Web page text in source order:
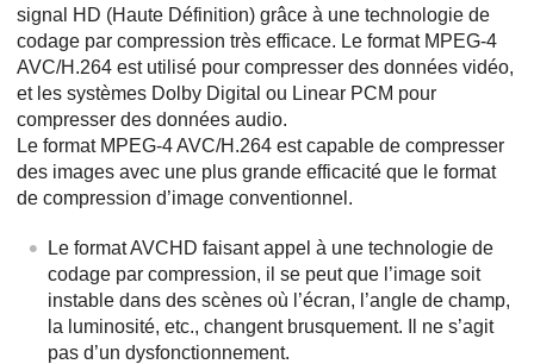
signal HD (Haute Définition) grâce à une technologie de
codage par compression très efficace. Le format MPEG-4
AVC/H.264 est utilisé pour compresser des données vidéo,
et les systèmes Dolby Digital ou Linear PCM pour
compresser des données audio.
Le format MPEG-4 AVC/H.264 est capable de compresser
des images avec une plus grande efficacité que le format
de compression d’image conventionnel.
Le format AVCHD faisant appel à une technologie de
codage par compression, il se peut que l’image soit
instable dans des scènes où l’écran, l’angle de champ,
la luminosité, etc., changent brusquement. Il ne s’agit
pas d’un dysfonctionnement.